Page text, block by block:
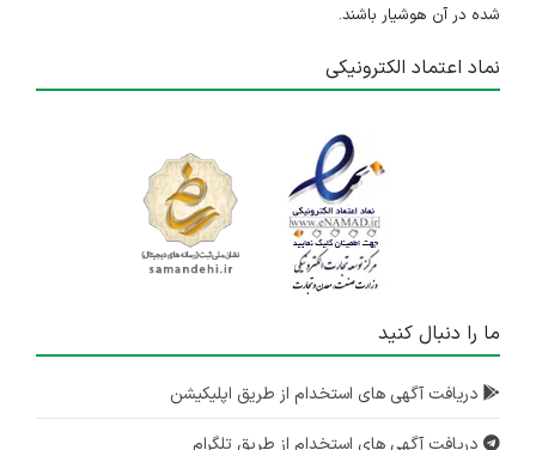
شده در آن هوشیار باشند.
نماد اعتماد الکترونیکی
ما را دنبال کنید
دریافت آگهی های استخدام از طریق اپلیکیشن
دریافت آگهی های استخدام از طریق تلگرام